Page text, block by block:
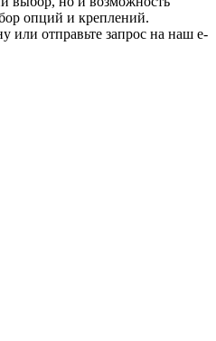
опций и креплений.
или отправьте запрос на наш e-